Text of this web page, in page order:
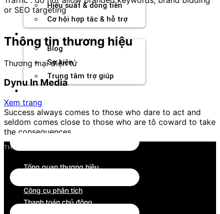
Hiệu suất & dòng tiền
Cơ hội hợp tác & hỗ trợ
Blog
Sự kiện
Trung tâm trợ giúp
or SEO targeting
Thông tin thương hiệu
Thương mại điện tử
Dynu In Media
Xem trang
Success always comes to those who dare to act and
seldom comes close to those who are tô coward to take
the consequences.
THƯƠNG HIỆU
Tổng quan thương hiệu
Công cụ phân tích
Thanh toán chủ động